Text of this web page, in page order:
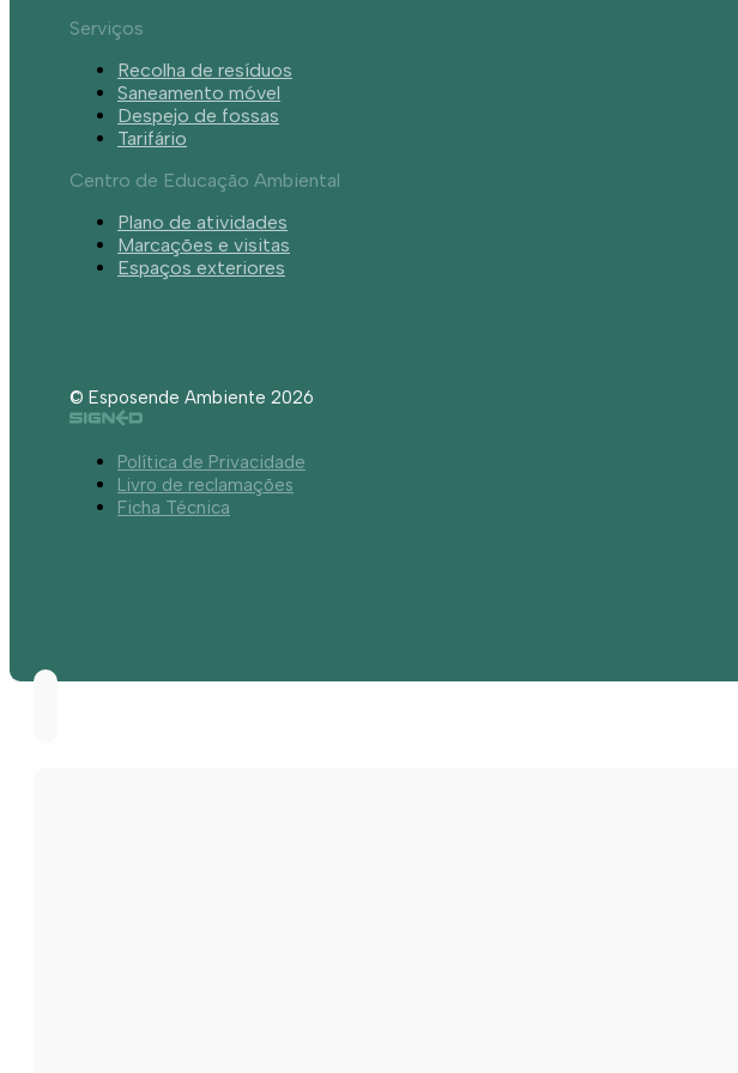
Serviços
Recolha de resíduos
Saneamento móvel
Despejo de fossas
Tarifário
Centro de Educação Ambiental
Plano de atividades
Marcações e visitas
Espaços exteriores
© Esposende Ambiente 2026
Política de Privacidade
Livro de reclamações
Ficha Técnica